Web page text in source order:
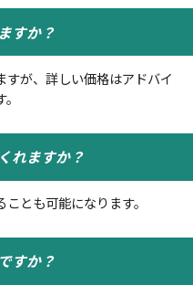
すか？
すが、詳しい価格はアドバイ
れますか？
とも可能になります。
すか？